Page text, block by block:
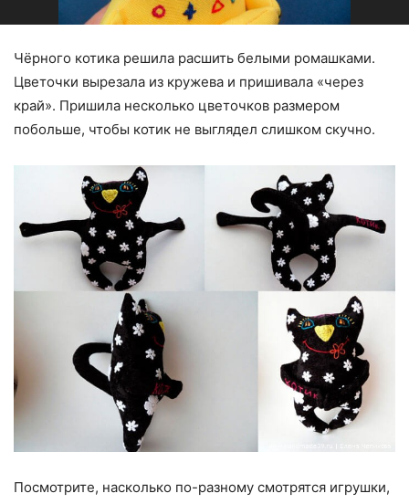
Чёрного котика решила расшить белыми ромашками.
Цветочки вырезала из кружева и пришивала «через
край». Пришила несколько цветочков размером
побольше, чтобы котик не выглядел слишком скучно.
Посмотрите, насколько по-разному смотрятся игрушки,